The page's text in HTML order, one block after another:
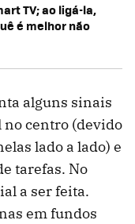
TV; ao ligá-la,
é melhor não
alguns sinais
no centro (devido
lado a lado) e
tarefas. No
a ser feita.
em fundos